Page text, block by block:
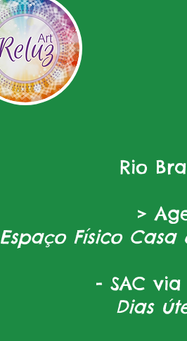
Rio
>
Espaço Físico Casa
- SAC via
Dias